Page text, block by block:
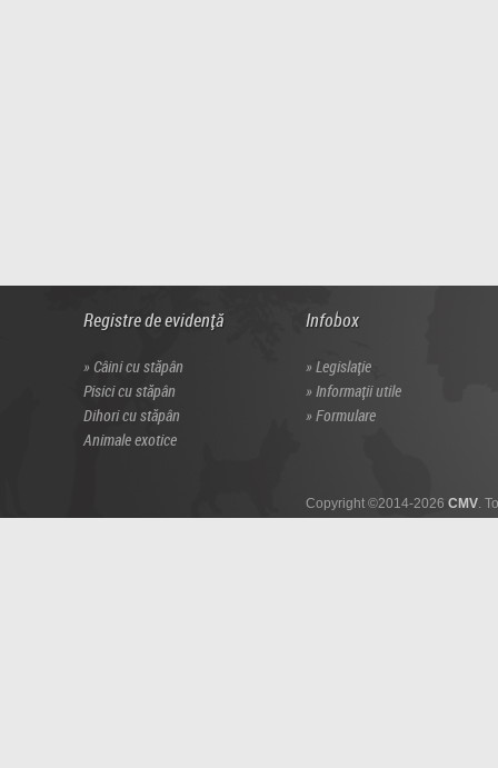
Registre de evidență
Câini cu stăpân
Pisici cu stăpân
Dihori cu stăpân
Animale exotice
Infobox
Legislație
Informații utile
Formulare
Copyright ©2014-2026 CMV.